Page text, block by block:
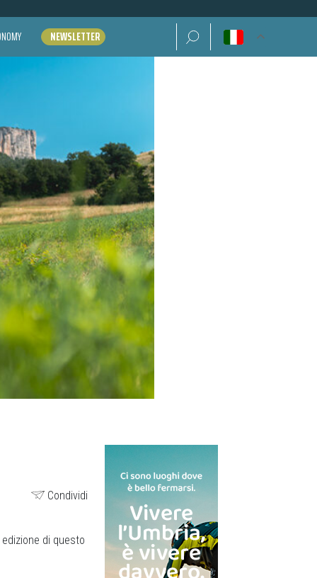
NEWSLETTER Ricerca per:
Condividi
di questo